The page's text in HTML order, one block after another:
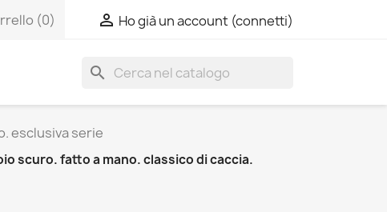
(0)  Ho già un account (connetti)
search
esclusiva serie
scuro. fatto a mano. classico di caccia.